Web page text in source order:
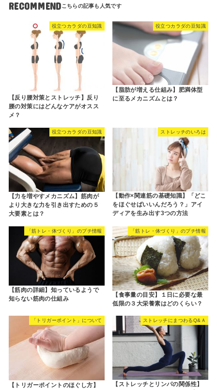
RECOMMEND
役立つカラダの豆知識
【反り腰対策とストレッチ】反り
腰の対策にはどんなケアがオスス
メ？
役立つカラダの豆知識
【脂肪が増える仕組み】肥満体型
に至るメカニズムとは？
役立つカラダの豆知識
【力を増やすメカニズム】筋肉が
より大きな力を引き出すための５
大要素とは？
ストレッチのいろは
【動作×関連筋の基礎知識】「どこ
をほぐせばいいんだろう？」アイ
ディアを生み出す3つの方法
「筋トレ・体づくり」のプチ情報
【筋肉の詳細】知っているようで
知らない筋肉の仕組み
「筋トレ・体づくり」のプチ情報
【食事量の目安】１日に必要な最
低限の３大栄養素はどのくらい？
「トリガーポイント」について
【トリガーポイントのほぐし方】
ストレッチにまつわるQ&Ａ
【ストレッチとリンパの関係性】